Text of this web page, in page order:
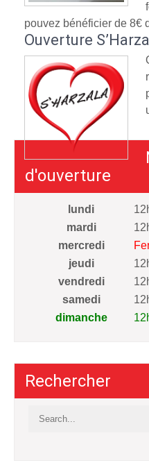
pouvez bénéficier de 8€
Ouverture
d'ouverture
lundi
mardi
mercredi
jeudi
vendredi
samedi
dimanche
Rechercher